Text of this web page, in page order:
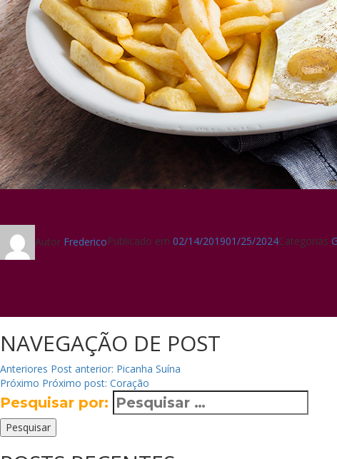
Autor FredericoPublicado em 02/14/201901/25/2024Categorias
NAVEGAÇÃO DE POST
Anteriores Post anterior: Picanha Suína
Próximo Próximo post: Coração
Pesquisar por:
Pesquisar